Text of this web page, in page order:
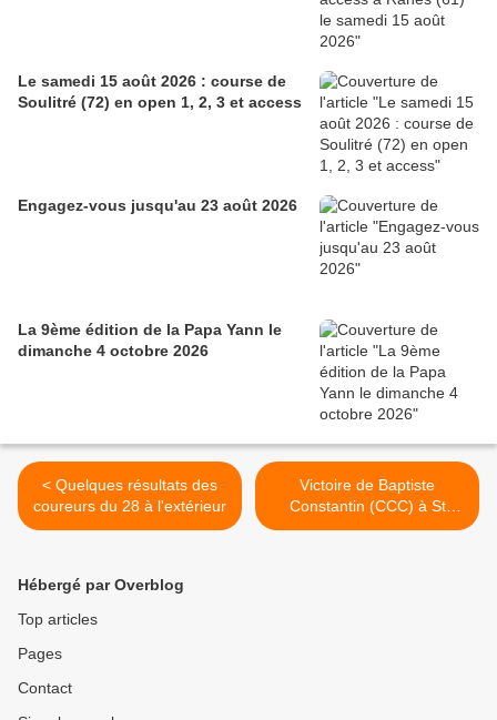
Le samedi 15 août 2026 : course de
Soulitré (72) en open 1, 2, 3 et access
Engagez-vous jusqu'au 23 août 2026
La 9ème édition de la Papa Yann le
dimanche 4 octobre 2026
< Quelques résultats des
coureurs du 28 à l'extérieur
Victoire de Baptiste
Constantin (CCC) à St
Macaire des Mauges (49) >
Hébergé par Overblog
Top articles
Pages
Contact